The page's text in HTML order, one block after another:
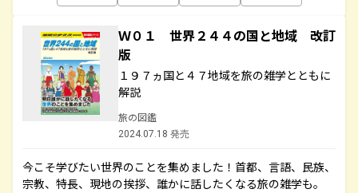
Ｗ０１ 世界２４４の国と地域 改訂
版
１９７ヵ国と４７地域を旅の雑学とともに
解説
旅の図鑑
2024.07.18 発売
今こそ学びたい世界のことを集めました！首都、言語、民族、
宗教、特長、現地の挨拶、誰かに話したくなる旅の雑学も。